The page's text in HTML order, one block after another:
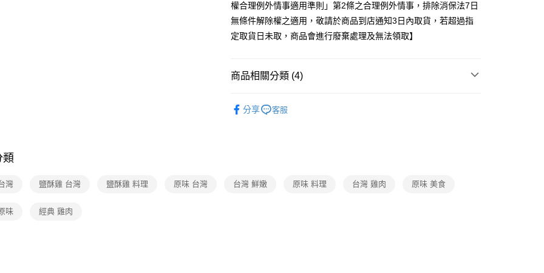
權合理例外情事適用準則」第2條之合理例外情事，排除消保法7日
無條件解除權之適用，敬請於商品到店通知3日內取貨，若超過指
定取貨日未取，商品會進行廢棄處理及無法領取】
商品相關分類 (4)
分享 客服
類
灣 鹽酥雞 台灣 鹽酥雞 料理 原味 台灣 台灣 鮮嫩 原味 料理 台灣 雞肉 原味 美食
味 經典 雞肉